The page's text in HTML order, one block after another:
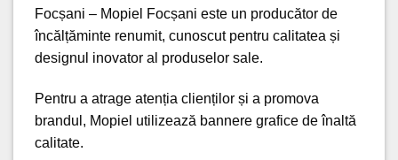
Focșani – Mopiel Focșani este un producător de
încălțăminte renumit, cunoscut pentru calitatea și
designul inovator al produselor sale.
Pentru a atrage atenția clienților și a promova
brandul, Mopiel utilizează bannere grafice de înaltă
calitate.